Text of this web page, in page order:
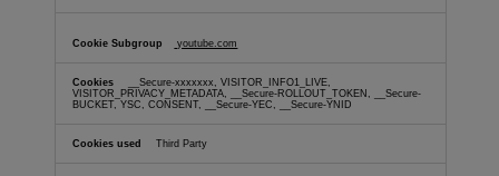
youtube.com
__Secure-xxxxxxx, VISITOR_INFO1_LIVE,
VISITOR_PRIVACY_METADATA, __Secure-ROLLOUT_TOKEN, __Secure-
BUCKET, YSC, CONSENT, __Secure-YEC, __Secure-YNID
Third Party